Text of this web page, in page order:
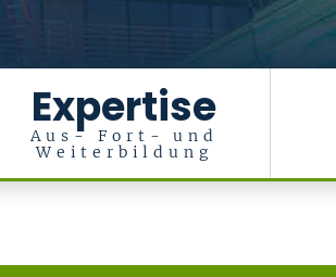
Expertise
Aus- Fort- und
Weiterbildung